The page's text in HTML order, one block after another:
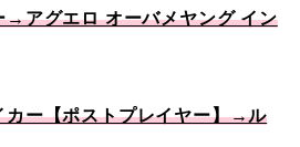
→アグエロ オーバメヤング イン
カー【ポストプレイヤー】→ル